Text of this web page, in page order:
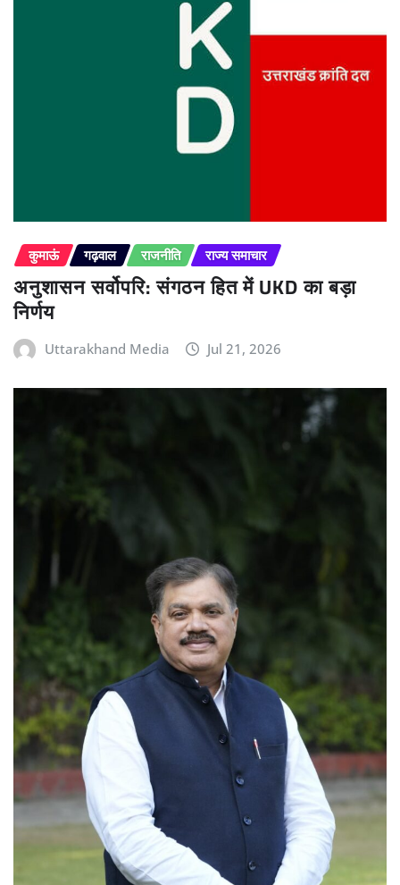
कुमाऊं गढ़वाल राजनीति राज्य समाचार
अनुशासन सर्वोपरि: संगठन हित में UKD का बड़ा
निर्णय
Uttarakhand Media Jul 21, 2026